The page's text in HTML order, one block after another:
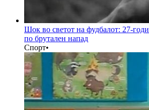
Шок во светот на фудбалот: 27-
по брутален напад
Спорт•